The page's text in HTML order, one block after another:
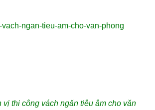
thi công vách ngăn tiêu âm cho văn